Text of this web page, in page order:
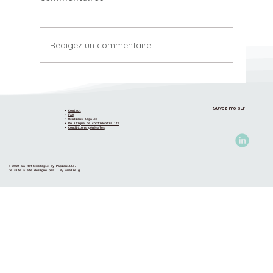
Pourquoi comprendre ne suffit pas
Rédigez un commentaire...
• Contact
• FAQ
• Mentions légales
• Politique de confidentialité
• Conditions générales
Suivez-moi sur
© 2024 La Réflexologie by Papianille.
Ce site a été designé par : By Amélie g.